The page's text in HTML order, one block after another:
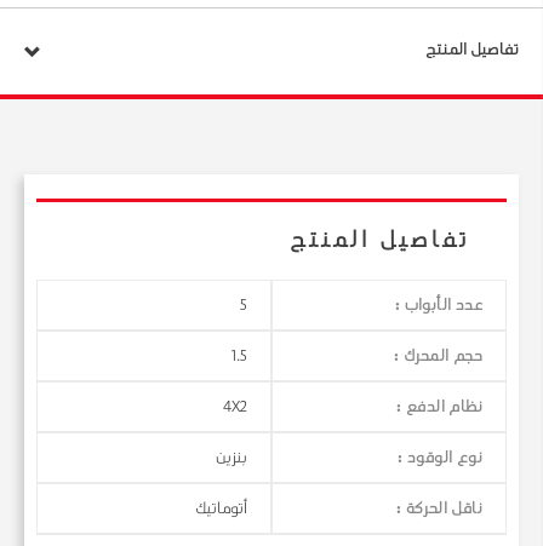
تفاصيل المنتج
تفاصيل المنتج
عدد الأبواب : 5
حجم المحرك : 1.5
نظام الدفع : 4X2
نوع الوقود : بنزين
ناقل الحركة : أتوماتيك